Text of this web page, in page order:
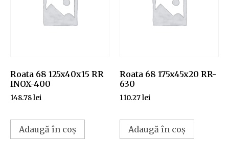
Roata 68 125x40x15 RR
INOX-400
148.78lei
Adaugă în coș
Roata 68 175x45x20 RR-
630
110.27lei
Adaugă în coș